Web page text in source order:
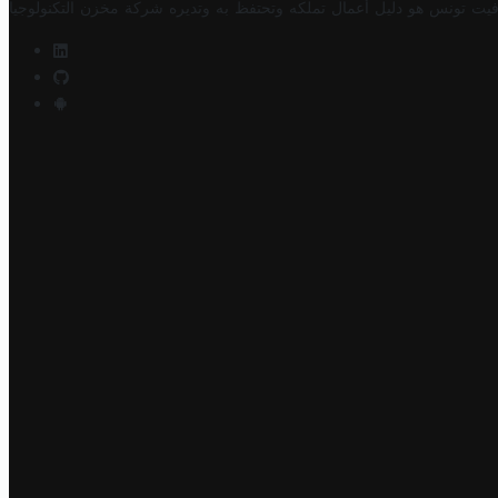
تونس هو دليل أعمال تملكه وتحتفظ به وتديره شركة مخزن التكنولوجيا